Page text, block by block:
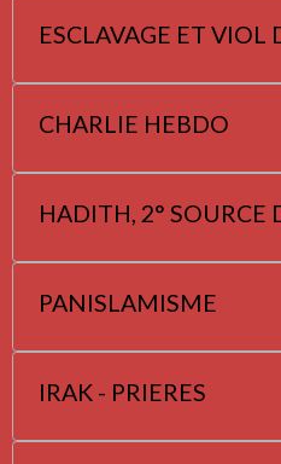
ESCLAVAGE ET VIOL
CHARLIE HEBDO
HADITH, 2° SOURCE
PANISLAMISME
IRAK - PRIERES